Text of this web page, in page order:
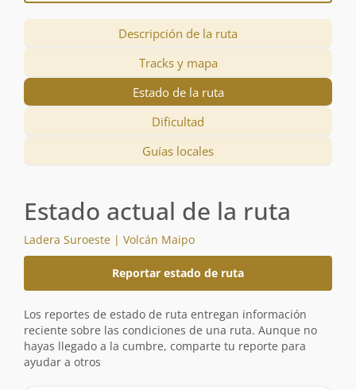
Descripción de la ruta
Tracks y mapa
Estado de la ruta
Dificultad
Guías locales
Estado actual de la ruta
Ladera Suroeste | Volcán Maipo
Reportar estado de ruta
Los reportes de estado de ruta entregan información
reciente sobre las condiciones de una ruta. Aunque no
hayas llegado a la cumbre, comparte tu reporte para
ayudar a otros